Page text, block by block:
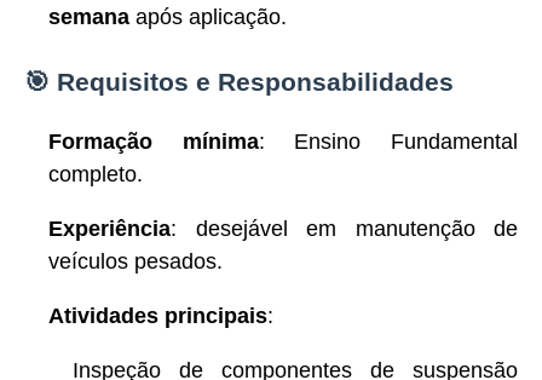
semana após aplicação.
🎯 Requisitos e Responsabilidades
Formação mínima: Ensino Fundamental
completo.
Experiência: desejável em manutenção de
veículos pesados.
Atividades principais:
Inspeção de componentes de suspensão